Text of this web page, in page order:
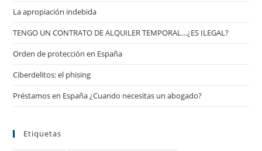
La apropiación indebida
TENGO UN CONTRATO DE ALQUILER TEMPORAL…¿ES ILEGAL?
Orden de protección en España
Ciberdelitos: el phising
Préstamos en España ¿Cuando necesitas un abogado?
Etiquetas